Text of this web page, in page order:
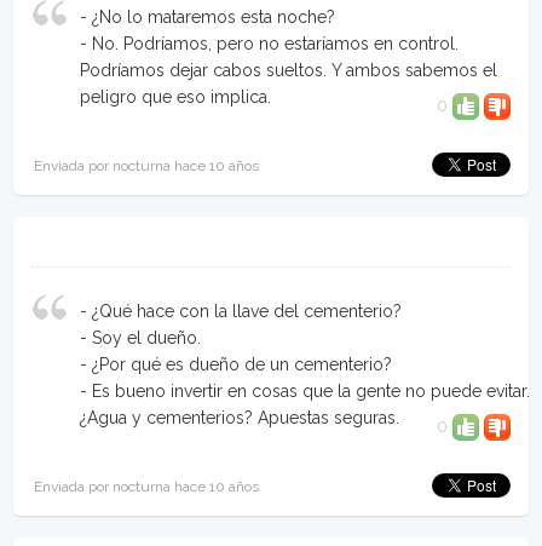
- ¿No lo mataremos esta noche?
- No. Podríamos, pero no estaríamos en control.
Podríamos dejar cabos sueltos. Y ambos sabemos el
peligro que eso implica.
0
Enviada por nocturna hace 10 años
- ¿Qué hace con la llave del cementerio?
- Soy el dueño.
- ¿Por qué es dueño de un cementerio?
- Es bueno invertir en cosas que la gente no puede evitar.
¿Agua y cementerios? Apuestas seguras.
0
Enviada por nocturna hace 10 años